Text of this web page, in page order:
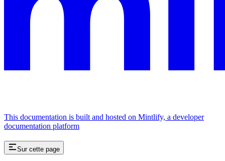
This documentation is built and hosted on Mintlify, a developer
documentation platform
Sur cette page